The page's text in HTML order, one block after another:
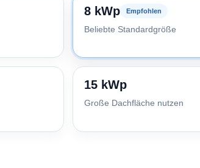
8 kWp Empfohlen
Beliebte Standardgröße
15 kWp
Große Dachfläche nutzen